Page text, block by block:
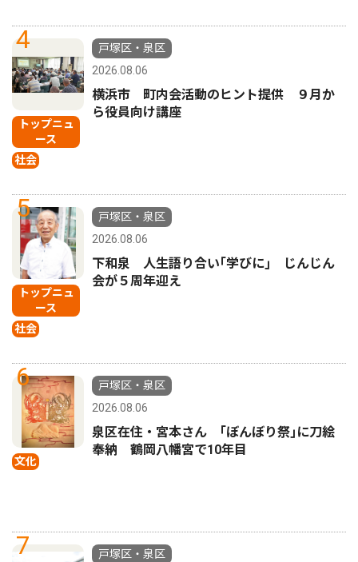
4
トップニュ
ース
社会
戸塚区・泉区
2026.08.06
横浜市 町内会活動のヒント提供 ９月か
ら役員向け講座
5
トップニュ
ース
社会
戸塚区・泉区
2026.08.06
下和泉 人生語り合い｢学びに｣ じんじん
会が５周年迎え
6
文化
戸塚区・泉区
2026.08.06
泉区在住・宮本さん ｢ぼんぼり祭｣に刀絵
奉納 鶴岡八幡宮で10年目
7
戸塚区・泉区